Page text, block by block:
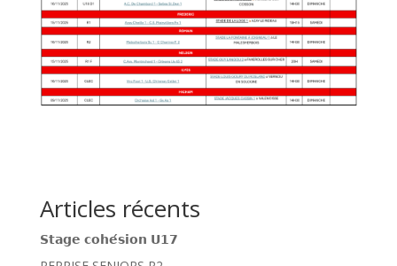
Articles récents
𝗦𝘁𝗮𝗴𝗲 𝗰𝗼𝗵𝗲́𝘀𝗶𝗼𝗻 𝗨𝟭𝟳